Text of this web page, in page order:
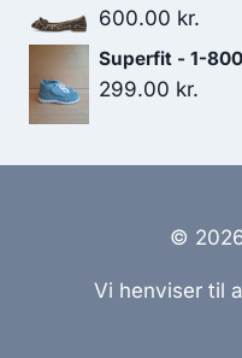
600.00 kr.
Superfit - 1-
299.00 kr.
©
Vi henviser til